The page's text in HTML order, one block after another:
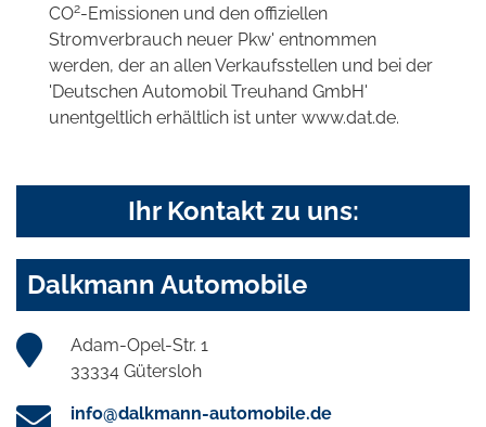
CO2-Emissionen und den offiziellen
Stromverbrauch neuer Pkw' entnommen
werden, der an allen Verkaufsstellen und bei der
'Deutschen Automobil Treuhand GmbH'
unentgeltlich erhältlich ist unter www.dat.de.
Ihr Kontakt zu uns:
Dalkmann Automobile
Adam-Opel-Str. 1
33334 Gütersloh
info@dalkmann-automobile.de